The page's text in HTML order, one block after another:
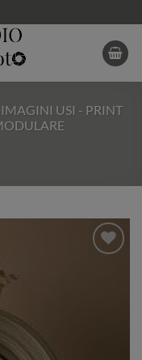
IMAGINI USI - PRINT